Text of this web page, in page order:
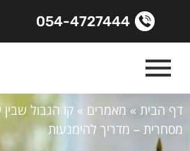
054-4727444
דף הבית » מאמרים » קו הגבול
מסחרית – מדריך להימנעות